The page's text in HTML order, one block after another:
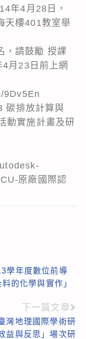
年4月28日，
天樓401教室舉
，請鼓勵 授課
月23日前上網
9Dv5En
碳排放計算與
動實施計畫及研
原廠國際認
學年度數位前導
的化學與實作」
下一篇文章
灣地理國際學術研
益與反思」場次研